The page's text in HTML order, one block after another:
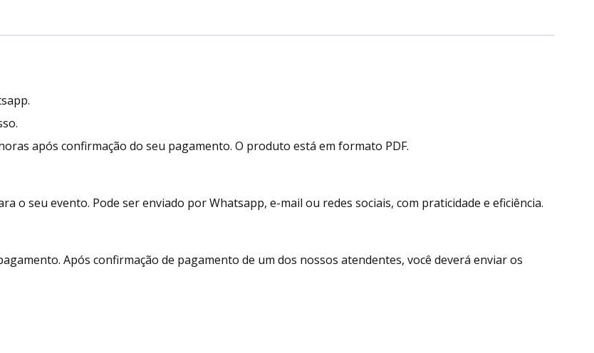
após confirmação do seu pagamento. O produto está em formato PDF.
o seu evento. Pode ser enviado por Whatsapp, e-mail ou redes sociais, com praticidade e eficiência.
Após confirmação de pagamento de um dos nossos atendentes, você deverá enviar os